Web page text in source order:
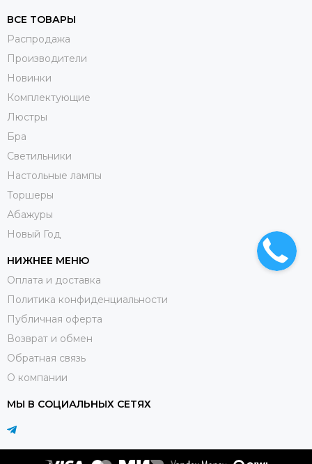
ВСЕ ТОВАРЫ
Распродажа
Производители
Новинки
Комплектующие
Люстры
Бра
Светильники
Настольные лампы
Торшеры
Абажуры
Новый Год
НИЖНЕЕ МЕНЮ
Оплата и доставка
Политика конфиденциальности
Публичная оферта
Возврат и обмен
Обратная связь
О компании
МЫ В СОЦИАЛЬНЫХ СЕТЯХ